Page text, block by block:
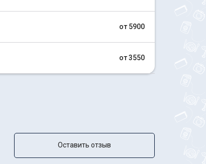
от 5900
от 3550
Оставить отзыв